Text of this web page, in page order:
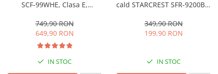
SCF-99WHE, Clasa E,
convertibil - functie frigider,
Termostat reglabil, Alb
749,90 RON
649,90 RON
IN STOC
cald STARCREST SFR-9200BK,
Termostat 80 - 200 °C, 8
programe predefinite, Negru
349,90 RON
199,90 RON
IN STOC